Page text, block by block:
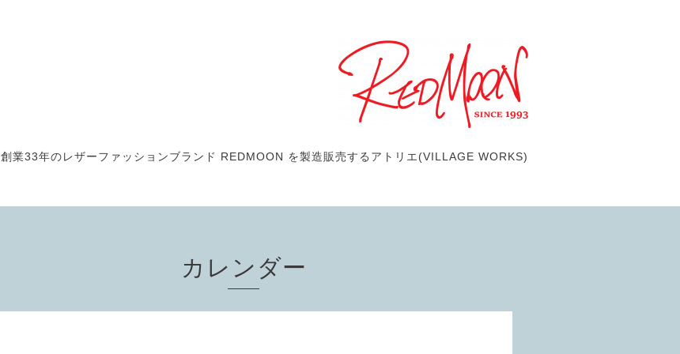
創業33年のレザーファッションブランド REDMOON を製造販売するアトリエ(VILLAGE WORKS)
カレンダー